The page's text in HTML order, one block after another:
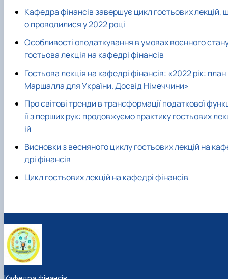
Кафедра фінансів завершує цикл гостьових лекцій,
о проводилися у 2022 році
Особливості оподаткування в умовах воєнного
гостьова лекція на кафедрі фінансів
Гостьова лекція на кафедрі фінансів: «2022 рік: план
Маршалла для України. Досвід Німеччини»
Про світові тренди в трансформації податкової
ії з перших рук: продовжуємо практику гостьових
ій
Висновки з весняного циклу гостьових лекцій на
дрі фінансів
Цикл гостьових лекцій на кафедрі фінансів